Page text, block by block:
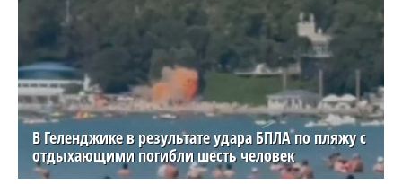
В Геленджике в результате удара БПЛА по пляжу с
отдыхающими погибли шесть человек